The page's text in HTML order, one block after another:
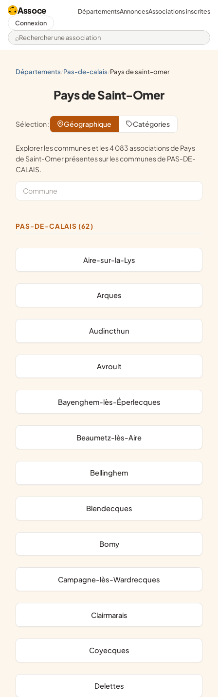
Assoce
Rechercher une association
DépartementsAnnoncesAssociations inscrites
Connexion
départements/ pas-de-calais/ pays de saint-omer
Pays de Saint-Omer
Sélection : Géographique Catégories
Explorer les communes et les 4 083 associations de Pays
de Saint-Omer présentes sur les communes de PAS-DE-
CALAIS.
PAS-DE-CALAIS (62)
Aire-sur-la-Lys
Arques
Audincthun
Avroult
Bayenghem-lès-Éperlecques
Beaumetz-lès-Aire
Bellinghem
Blendecques
Bomy
Campagne-lès-Wardrecques
Clairmarais
Coyecques
Delettes